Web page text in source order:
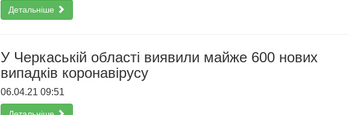
Детальніше
У Черкаській області виявили майже 600 нових
випадків коронавірусу
06.04.21 09:51